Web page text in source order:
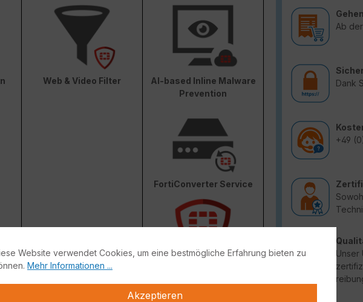
Ab
Dank
+49
Unser
Web & Video Filter
AI-based Inline Malware
Prevention
FortiConverter Service
von FortiCare Support gebrauch machen können.
Website verwendet Cookies, um eine bestmögliche Erfahrung bieten zu
Mehr Informationen ...
Akzeptieren